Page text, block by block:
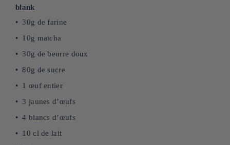
blank
30g de farine
10g matcha
30g de beurre doux
80g de sucre
1 œuf entier
3 jaunes d’œufs
4 blancs d’œufs
10 cl de lait